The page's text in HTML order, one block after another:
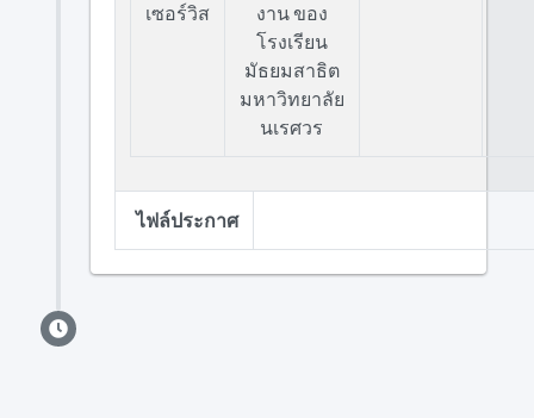
เซอร์วิส
งาน ของ
โรงเรียน
มัธยมสาธิต
มหาวิทยาลัย
นเรศวร
ไฟล์ประกาศ